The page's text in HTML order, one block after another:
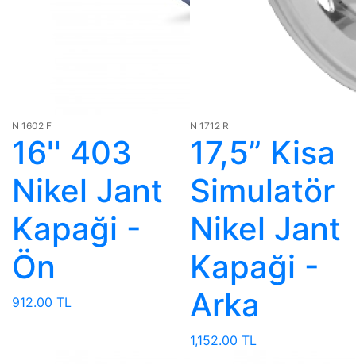
N 1602 F
16'' 403
Nikel Jant
Kapaği -
Ön
912.00 TL
N 1712 R
17,5” Kisa
Simulatör
Nikel Jant
Kapaği -
Arka
1,152.00 TL